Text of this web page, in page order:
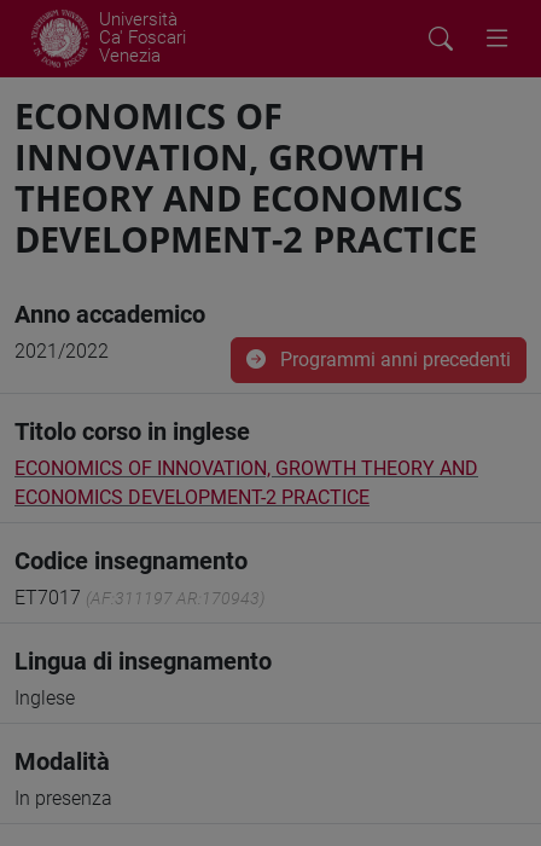
Università
Ca' Foscari
Venezia
ECONOMICS OF
INNOVATION, GROWTH
THEORY AND ECONOMICS
DEVELOPMENT-2 PRACTICE
Anno accademico
2021/2022 Programmi anni precedenti
Titolo corso in inglese
ECONOMICS OF INNOVATION, GROWTH THEORY AND
ECONOMICS DEVELOPMENT-2 PRACTICE
Codice insegnamento
ET7017 (AF:311197 AR:170943)
Lingua di insegnamento
Inglese
Modalità
In presenza